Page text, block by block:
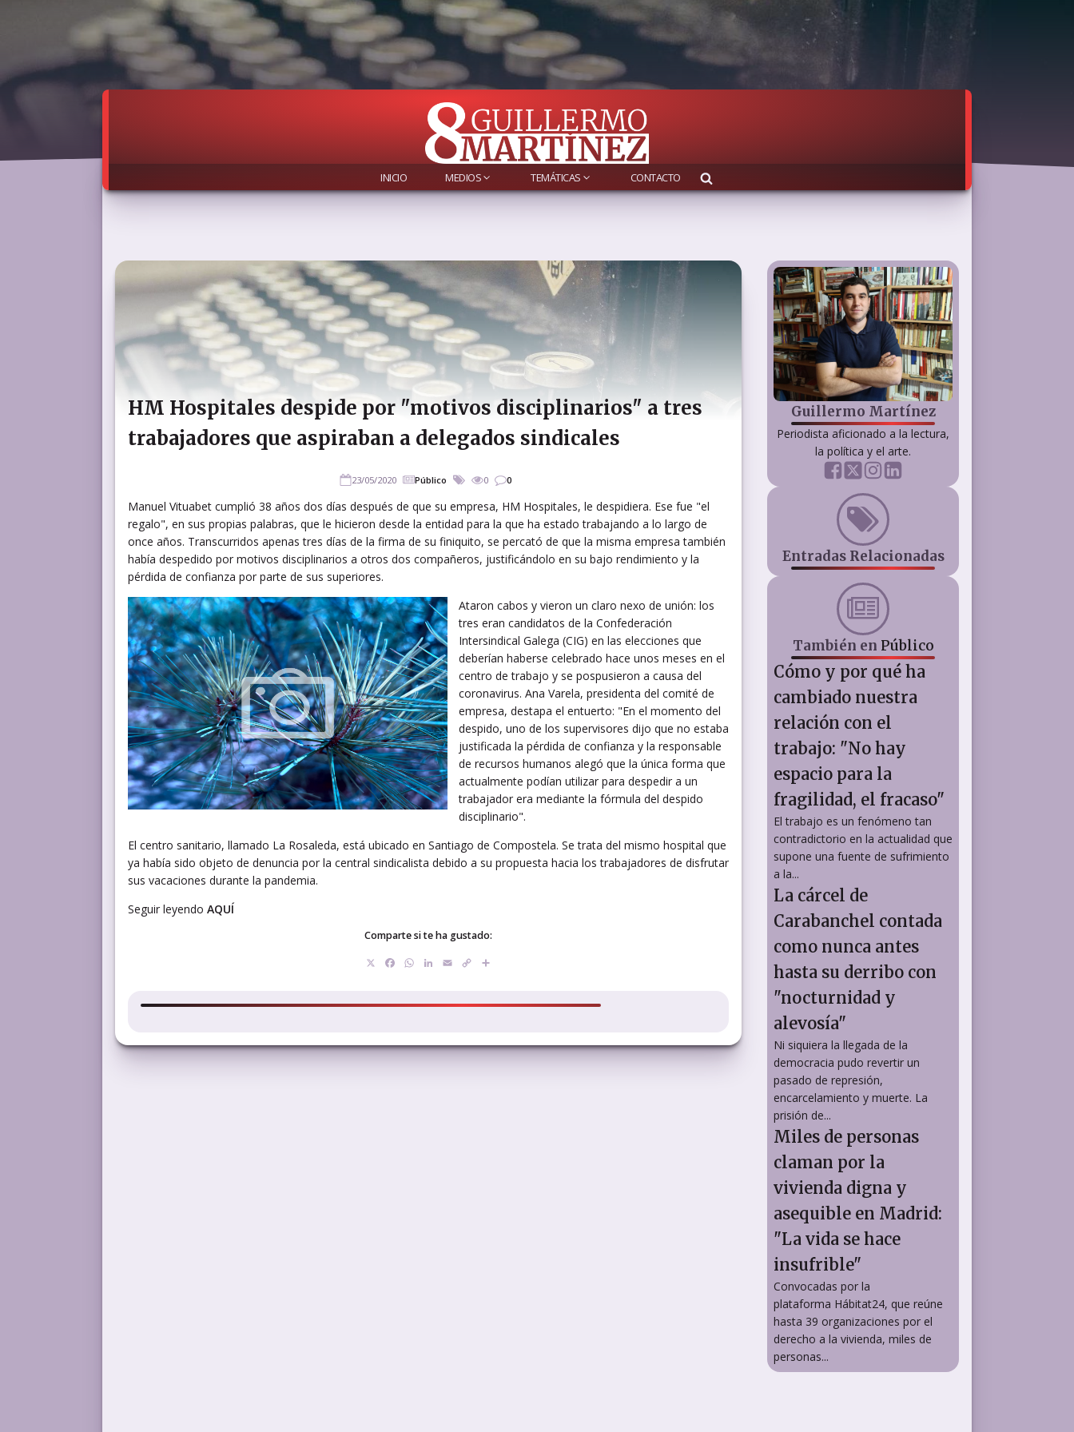
INICIO MEDIOS TEMÁTICAS CONTACTO
HM Hospitales despide por "motivos disciplinarios" a tres
trabajadores que aspiraban a delegados sindicales
23/05/2020 Público 0 0
Manuel Vituabet cumplió 38 años dos días después de que su empresa, HM Hospitales, le despidiera. Ese fue "el
regalo", en sus propias palabras, que le hicieron desde la entidad para la que ha estado trabajando a lo largo de
once años. Transcurridos apenas tres días de la firma de su finiquito, se percató de que la misma empresa también
había despedido por motivos disciplinarios a otros dos compañeros, justificándolo en su bajo rendimiento y la
pérdida de confianza por parte de sus superiores.
Ataron cabos y vieron un claro nexo de unión: los
tres eran candidatos de la Confederación
Intersindical Galega (CIG) en las elecciones que
deberían haberse celebrado hace unos meses en el
centro de trabajo y se pospusieron a causa del
coronavirus. Ana Varela, presidenta del comité de
empresa, destapa el entuerto: "En el momento del
despido, uno de los supervisores dijo que no estaba
justificada la pérdida de confianza y la responsable
de recursos humanos alegó que la única forma que
actualmente podían utilizar para despedir a un
trabajador era mediante la fórmula del despido
disciplinario".
El centro sanitario, llamado La Rosaleda, está ubicado en Santiago de Compostela. Se trata del mismo hospital que
ya había sido objeto de denuncia por la central sindicalista debido a su propuesta hacia los trabajadores de disfrutar
sus vacaciones durante la pandemia.
Seguir leyendo AQUÍ
Comparte si te ha gustado:
Facebook
WhatsApp
LinkedIn
EmailCopy
Guillermo Martínez
Periodista aficionado a la lectura,
la política y el arte.
Entradas Relacionadas
También en Público
Cómo y por qué ha
cambiado nuestra
relación con el
trabajo: "No hay
espacio para la
fragilidad, el fracaso"
El trabajo es un fenómeno tan
contradictorio en la actualidad que
supone una fuente de sufrimiento
a la...
La cárcel de
Carabanchel contada
como nunca antes
hasta su derribo con
"nocturnidad y
alevosía"
Ni siquiera la llegada de la
democracia pudo revertir un
pasado de represión,
encarcelamiento y muerte. La
prisión de...
Miles de personas
claman por la
vivienda digna y
asequible en Madrid:
"La vida se hace
insufrible"
Convocadas por la
plataforma Hábitat24, que reúne
hasta 39 organizaciones por el
derecho a la vivienda, miles de
personas...